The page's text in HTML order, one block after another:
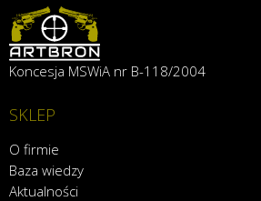
Koncesja MSWiA nr B-118/2004
SKLEP
O firmie
Baza wiedzy
Aktualności